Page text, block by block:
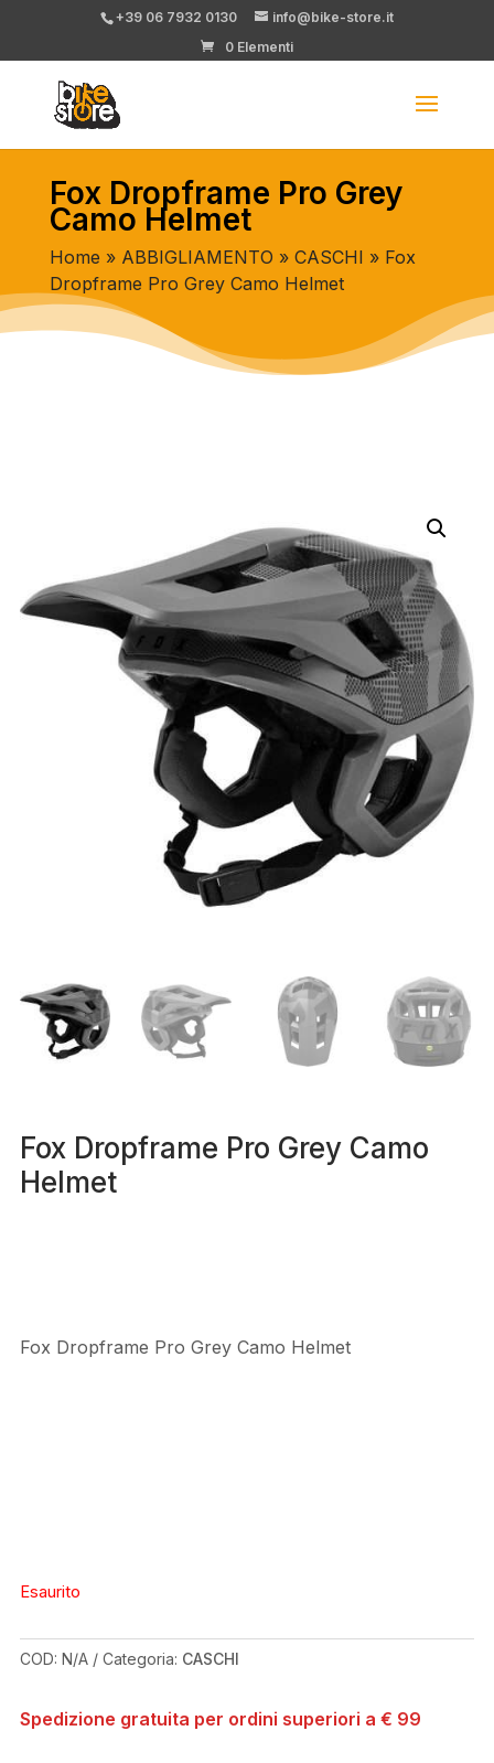
+39 06 7932 0130
info@bike-store.it
0 Elementi
Fox Dropframe Pro Grey
Camo Helmet
Home » ABBIGLIAMENTO » CASCHI » Fox
Dropframe Pro Grey Camo Helmet
Fox Dropframe Pro Grey Camo
Helmet
Fox Dropframe Pro Grey Camo Helmet
Esaurito
COD: N/A Categoria: CASCHI
Spedizione gratuita per ordini superiori a € 99